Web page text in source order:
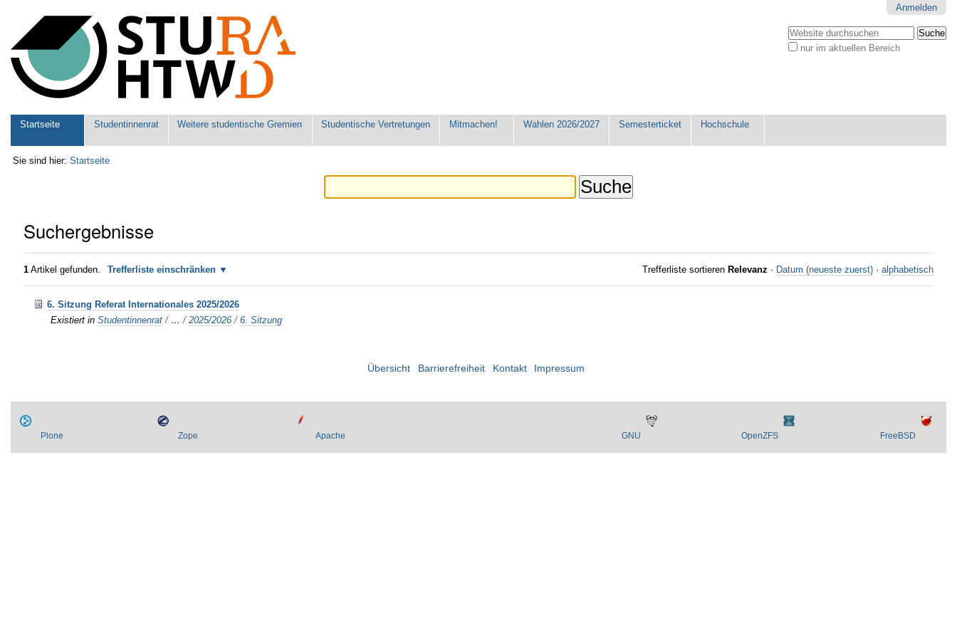
Werkzeuge
Anmelden
Website durchsuchen
nur im aktuellen Bereich
Sektionen
Startseite Studentinnenrat Weitere studentische Gremien Studentische Vertretungen Mitmachen! Wahlen 2026/2027 Semesterticket Hochschule
Sie sind hier: Startseite
Suchergebnisse
1 Artikel gefunden. Trefferliste einschränken Trefferliste sortieren Relevanz · Datum (neueste zuerst) · alphabetisch
6. Sitzung Referat Internationales 2025/2026
Existiert in Studentinnenrat / …/2025/2026 /6. Sitzung
Übersicht Barrierefreiheit Kontakt Impressum
Plone Zope Apache GNU OpenZFS FreeBSD